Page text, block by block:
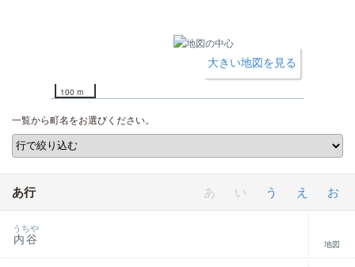
100 m
大きい地図を見る
一覧から町名をお選びください。
あ行 あ い う え お
内谷
うちや
地図